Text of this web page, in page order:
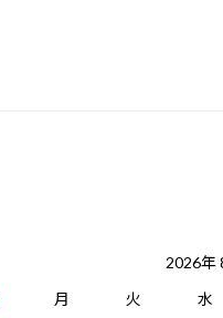
2026年
月 火 水